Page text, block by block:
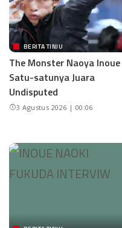
BERITA TINJU
The Monster Naoya Inoue
Satu-satunya Juara
Undisputed
3 Agustus 2026 | 00:06